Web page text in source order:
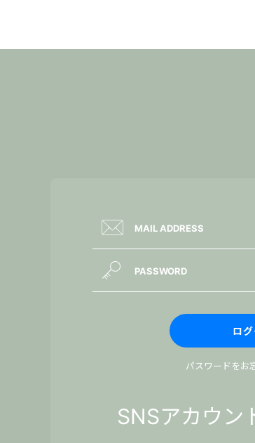
パスワードをお
SNSアカウン